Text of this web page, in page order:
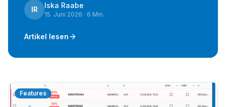
hatten.
IR Iska Raabe
15. Juni 2026 · 6 Min.
Artikel lesen
Features